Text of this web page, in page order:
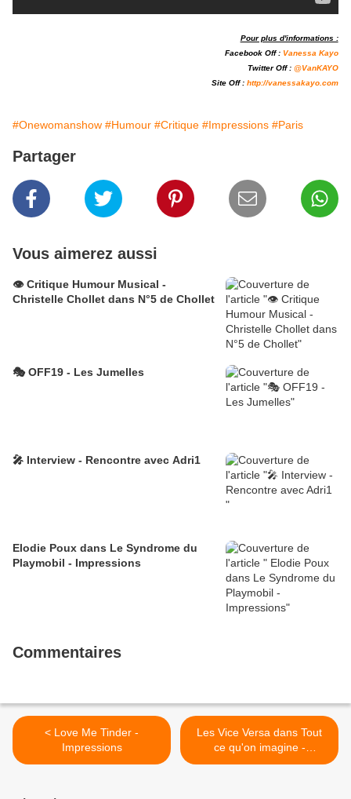
Pour plus d'informations :
Facebook Off : Vanessa Kayo
Twitter Off : @VanKAYO
Site Off : http://vanessakayo.com
#Onewomanshow #Humour #Critique #Impressions #Paris
Partager
Vous aimerez aussi
👁️ Critique Humour Musical -
Christelle Chollet dans N°5 de Chollet
🎭 OFF19 - Les Jumelles
🎤 Interview - Rencontre avec Adri1
Elodie Poux dans Le Syndrome du
Playmobil - Impressions
Commentaires
< Love Me Tinder -
Impressions
Les Vice Versa dans Tout
ce qu'on imagine -
Impressions >